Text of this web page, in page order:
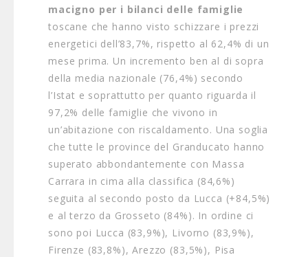
macigno per i bilanci delle famiglie
toscane che hanno visto schizzare i prezzi
energetici dell’83,7%, rispetto al 62,4% di un
mese prima. Un incremento ben al di sopra
della media nazionale (76,4%) secondo
l’Istat e soprattutto per quanto riguarda il
97,2% delle famiglie che vivono in
un’abitazione con riscaldamento. Una soglia
che tutte le province del Granducato hanno
superato abbondantemente con Massa
Carrara in cima alla classifica (84,6%)
seguita al secondo posto da Lucca (+84,5%)
e al terzo da Grosseto (84%). In ordine ci
sono poi Lucca (83,9%), Livorno (83,9%),
Firenze (83,8%), Arezzo (83,5%), Pisa